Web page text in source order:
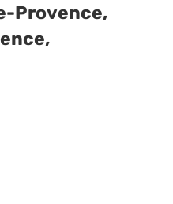
Provence,